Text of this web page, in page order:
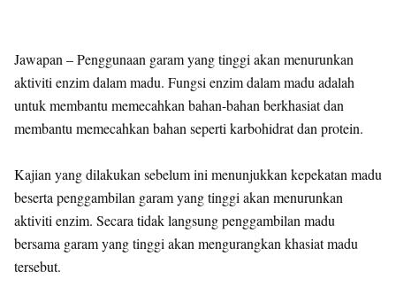
Jawapan – Penggunaan garam yang tinggi akan menurunkan
aktiviti enzim dalam madu. Fungsi enzim dalam madu adalah
untuk membantu memecahkan bahan-bahan berkhasiat dan
membantu memecahkan bahan seperti karbohidrat dan protein.
Kajian yang dilakukan sebelum ini menunjukkan kepekatan madu
beserta penggambilan garam yang tinggi akan menurunkan
aktiviti enzim. Secara tidak langsung penggambilan madu
bersama garam yang tinggi akan mengurangkan khasiat madu
tersebut.